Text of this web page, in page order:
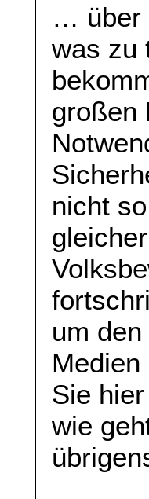
… über
was zu
großen
nicht
um
Sie
wie